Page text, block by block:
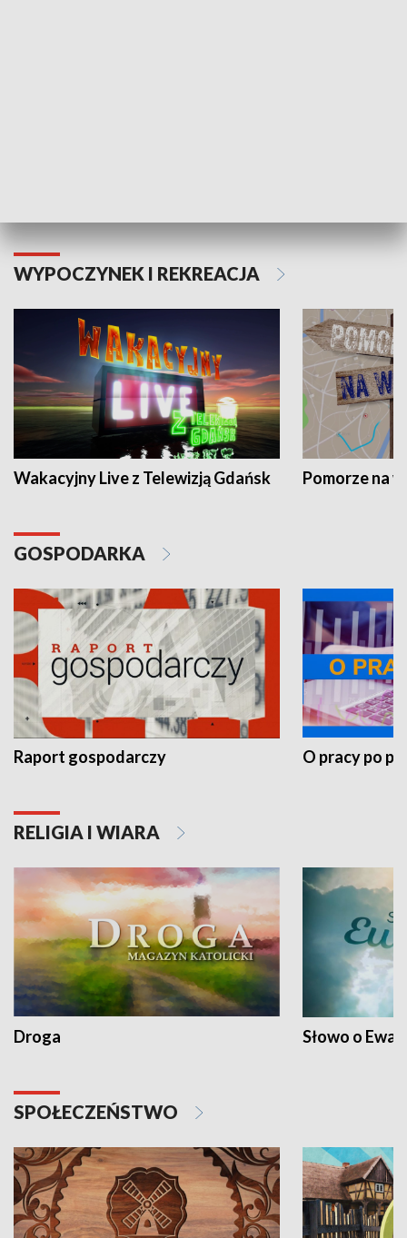
WYPOCZYNEK I REKREACJA
Wakacyjny Live z Telewizją Gdańsk Pomorze na
GOSPODARKA
Raport gospodarczy O pracy po
RELIGIA I WIARA
Droga Słowo o
SPOŁECZEŃSTWO